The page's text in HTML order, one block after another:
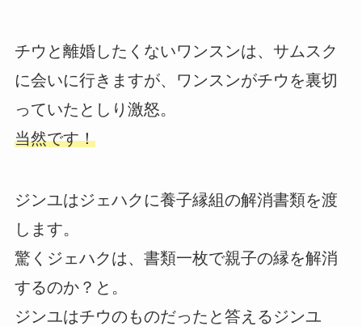
チウと離婚したくないワンスンは、サムスク
に会いに行きますが、ワンスンがチウを裏切
っていたとしり激怒。
当然です！
ジンユはジェハクに養子縁組の解消書類を渡
します。
驚くジェハクは、書類一枚で親子の縁を解消
するのか？と。
ジンユはチウのものだったと答えるジンユ